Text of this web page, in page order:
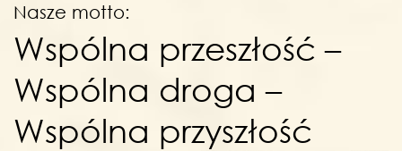
Nasze motto:
Wspólna przeszłość –
Wspólna droga –
Wspólna przyszłość